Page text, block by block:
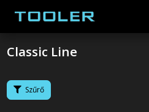
Classic Line
Szűrő